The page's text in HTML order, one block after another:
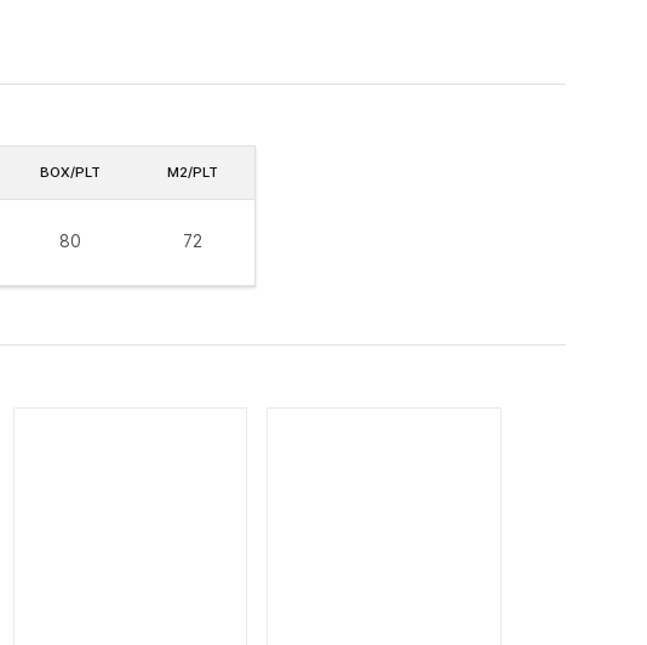
BOX/PLT
80
M2/PLT
72